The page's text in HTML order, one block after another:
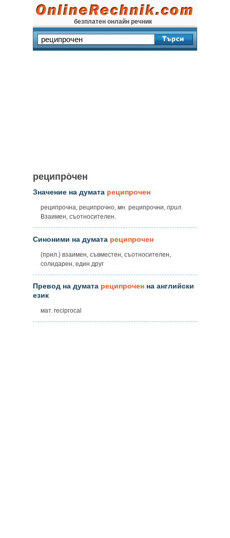
безплатен онлайн речник
реципро̀чен
Значение на думата реципрочен
реципрочна, реципрочно, мн. реципрочни, прил.
Взаимен, съотносителен.
Синоними на думата реципрочен
(прил.) взаимен, съвместен, съотносителен,
солидарен, един друг
Превод на думата реципрочен на английски
език
мат. reciprocal